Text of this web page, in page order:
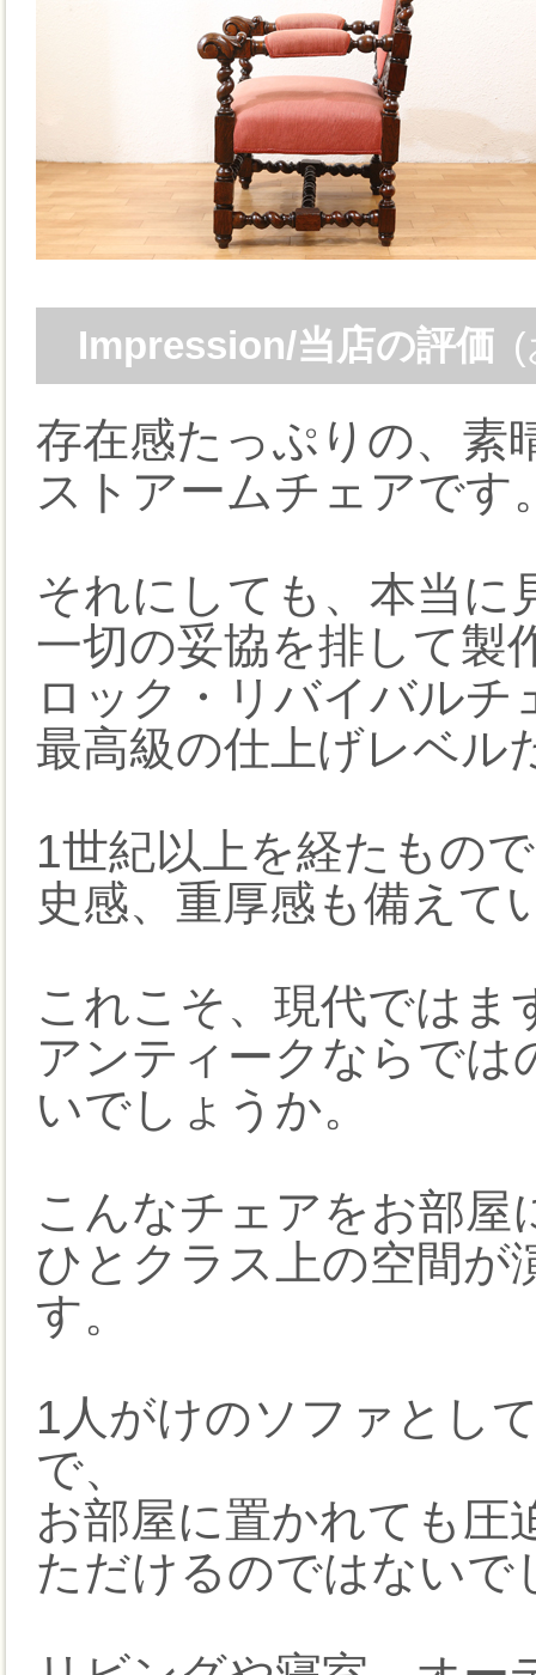
Impression/当店の評価
存在感たっぷりの、素
ストアームチェアです
それにしても、本当に
一切の妥協を排して製
ロック・リバイバルチ
最高級の仕上げレベル
1世紀以上を経たもの
史感、重厚感も備えて
これこそ、現代ではま
アンティークならでは
いでしょうか。
こんなチェアをお部
ひとクラス上の空間が
す。
1人がけのソファとし
で、
お部屋に置かれても圧
ただけるのではないで